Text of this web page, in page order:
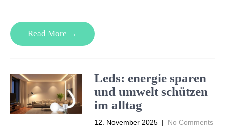
Read More →
Leds: energie sparen
und umwelt schützen
im alltag
12. November 2025 | No Comments